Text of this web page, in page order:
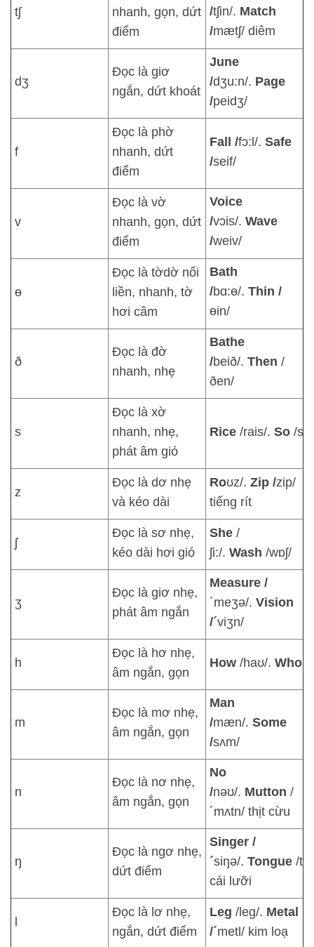
tʃ
nhanh, gọn, dứt
điểm
/tʃin/. Match
/mætʃ/ diêm
dʒ
Đọc là giơ
ngắn, dứt khoát
June
/dʒu:n/. Page
/peidʒ/
f
Đọc là phờ
nhanh, dứt
điểm
Fall /fɔ:l/. Safe
/seif/
v
Đọc là vờ
nhanh, gọn, dứt
điểm
Voice
/vɔis/. Wave
/weiv/
ɵ
Đọc là tờdờ nối
liền, nhanh, tờ
hơi câm
Bath
/bɑ:ɵ/. Thin /
ɵin/
ð
Đọc là đờ
nhanh, nhẹ
Bathe
/beið/. Then /
ðen/
s
Đọc là xờ
nhanh, nhẹ,
phát âm gió
Rice /rais/. So /
z
Đọc là dơ nhẹ
và kéo dài
Roʊz/. Zip /zip/
tiếng rít
ʃ
Đọc là sơ nhẹ,
kéo dài hơi gió
She /
ʃi:/. Wash /wɒʃ/
ʒ
Đọc là giơ nhẹ,
phát âm ngắn
Measure /
´meʒə/. Vision
/´viʒn/
h
Đọc là hơ nhẹ,
âm ngắn, gọn
How /haʊ/. Who
m
Đọc là mơ nhẹ,
âm ngắn, gọn
Man
/mæn/. Some
/sʌm/
n
Đọc là nơ nhẹ,
âm ngắn, gọn
No
/nəʊ/. Mutton /
´mʌtn/ thịt cừu
ŋ
Đọc là ngơ nhẹ,
dứt điểm
Singer /
´siŋə/. Tongue /
cái lưỡi
l
Đọc là lơ nhẹ,
ngắn, dứt điểm
Leg /leg/. Metal
/´metl/ kim loạ